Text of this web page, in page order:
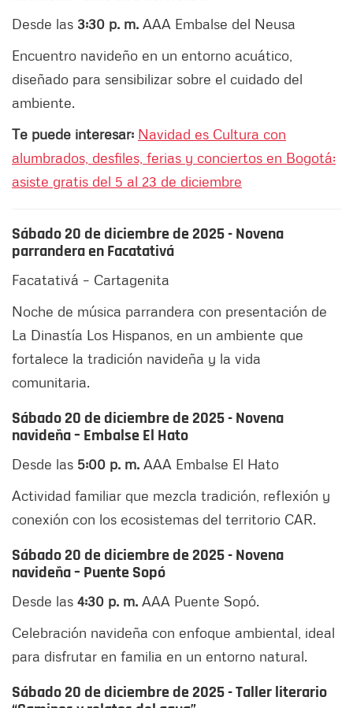
Desde las 3:30 p. m. AAA Embalse del Neusa
Encuentro navideño en un entorno acuático,
diseñado para sensibilizar sobre el cuidado del
ambiente.
Te puede interesar: Navidad es Cultura con
alumbrados, desfiles, ferias y conciertos en Bogotá:
asiste gratis del 5 al 23 de diciembre
Sábado 20 de diciembre de 2025 - Novena
parrandera en Facatativá
Facatativá – Cartagenita
Noche de música parrandera con presentación de
La Dinastía Los Hispanos, en un ambiente que
fortalece la tradición navideña y la vida
comunitaria.
Sábado 20 de diciembre de 2025 - Novena
navideña – Embalse El Hato
Desde las 5:00 p. m. AAA Embalse El Hato
Actividad familiar que mezcla tradición, reflexión y
conexión con los ecosistemas del territorio CAR.
Sábado 20 de diciembre de 2025 - Novena
navideña – Puente Sopó
Desde las 4:30 p. m. AAA Puente Sopó.
Celebración navideña con enfoque ambiental, ideal
para disfrutar en familia en un entorno natural.
Sábado 20 de diciembre de 2025 - Taller literario